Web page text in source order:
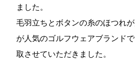
ました。
毛羽立ちとボタンの糸のほつれ
が人気のゴルフウェアブランド
取させていただきました。